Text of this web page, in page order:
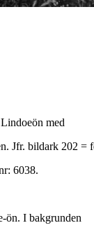
med
Jfr. bildark 202 =
6038.
ön. I bakgrunden